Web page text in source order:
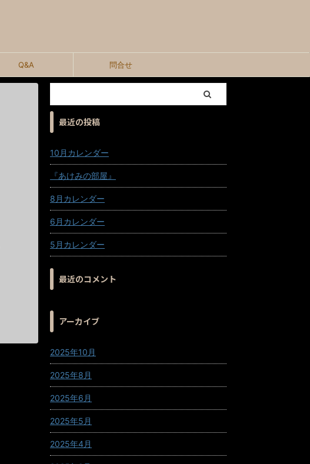
Q&A 問合せ
最近の投稿
10月カレンダー
『あけみの部屋』
8月カレンダー
6月カレンダー
5月カレンダー
最近のコメント
アーカイブ
2025年10月
2025年8月
2025年6月
2025年5月
2025年4月